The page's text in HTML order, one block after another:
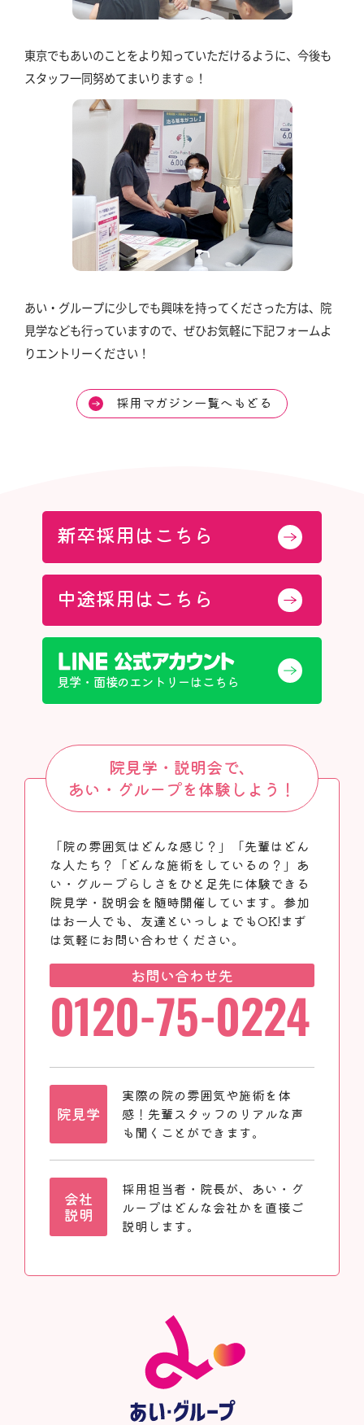
東京でもあいのことをより知っていただけるように、今後も
スタッフ一同努めてまいります☺️！
あい・グループに少しでも興味を持ってくださった方は、院
見学なども行っていますので、ぜひお気軽に下記フォームよ
りエントリーください！
採用マガジン一覧へもどる
新卒採用はこちら
中途採用はこちら
見学・面接のエントリーはこちら
院見学・説明会で、
あい・グループを体験しよう！
「院の雰囲気はどんな感じ？」「先輩はどん
な人たち？「どんな施術をしているの？」あ
い・グループらしさをひと足先に体験できる
院見学・説明会を随時開催しています。参加
はお一人でも、友達といっしょでもOK!まず
は気軽にお問い合わせください。
お問い合わせ先
0120-75-0224
院見学
実際の院の雰囲気や施術を体
感！先輩スタッフのリアルな声
も聞くことができます。
会社
説明
採用担当者・院長が、あい・グ
ループはどんな会社かを直接ご
説明します。